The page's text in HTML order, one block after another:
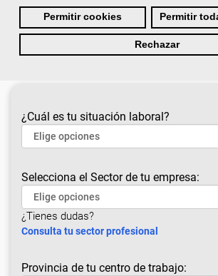
Permitir cookies Permitir
Rechazar
hostelería y turismo
¿Cuál es tu situación laboral?
Selecciona el Sector de tu empresa:
¿Tienes dudas?
Consulta tu sector profesional
Provincia de tu centro de trabajo: